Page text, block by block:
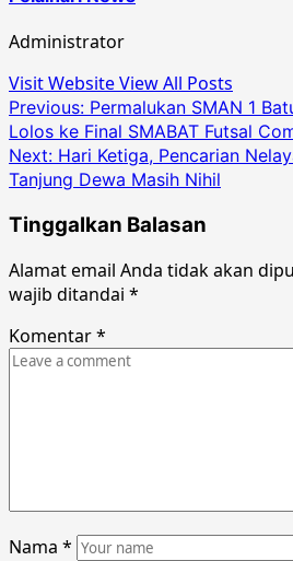
Administrator
Visit WebsiteView All Posts
Post
navigation
Previous: Permalukan SMAN 1
Lolos ke Final SMABAT Futsal
Next: Hari Ketiga, Pencarian
Tanjung Dewa Masih Nihil
Tinggalkan Balasan
Alamat email Anda tidak akan
wajib ditandai *
Komentar*
Nama *